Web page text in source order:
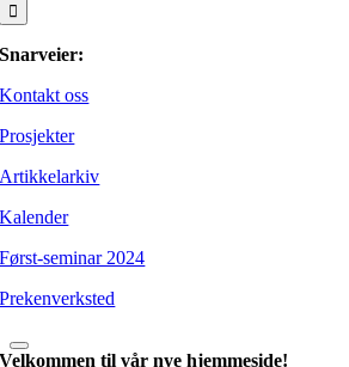
Snarveier:
Kontakt oss
Prosjekter
Artikkelarkiv
Kalender
Først-seminar 2024
Prekenverksted
Velkommen til vår nye hjemmeside!